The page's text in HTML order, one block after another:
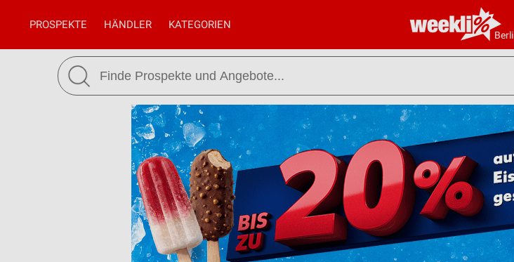
PROSPEKTE HÄNDLER KATEGORIEN